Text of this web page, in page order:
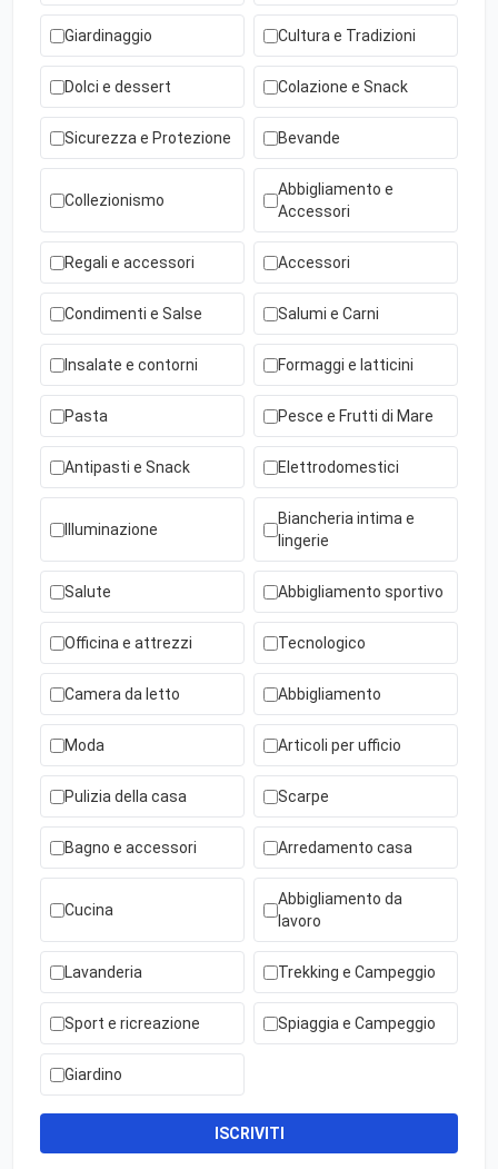
Giardinaggio Cultura e Tradizioni
Dolci e dessert Colazione e Snack
Sicurezza e Protezione Bevande
Collezionismo
Abbigliamento e
Accessori
Regali e accessori Accessori
Condimenti e Salse Salumi e Carni
Insalate e contorni Formaggi e latticini
Pasta Pesce e Frutti di Mare
Antipasti e Snack Elettrodomestici
Illuminazione
Biancheria intima e
lingerie
Salute Abbigliamento sportivo
Officina e attrezzi Tecnologico
Camera da letto Abbigliamento
Moda Articoli per ufficio
Pulizia della casa Scarpe
Bagno e accessori Arredamento casa
Cucina
Abbigliamento da
lavoro
Lavanderia Trekking e Campeggio
Sport e ricreazione Spiaggia e Campeggio
Giardino
ISCRIVITI